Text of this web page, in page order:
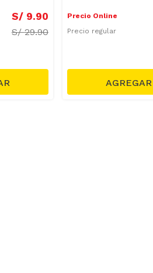
S/ 9.90
S/29.90
Precio Online
Precio regular